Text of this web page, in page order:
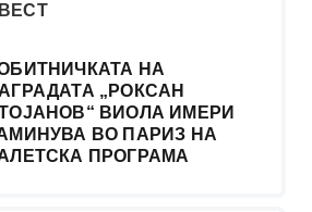
НА
„РОКСАН
ВИОЛА ИМЕРИ
ВО ПАРИЗ НА
ПРОГРАМA